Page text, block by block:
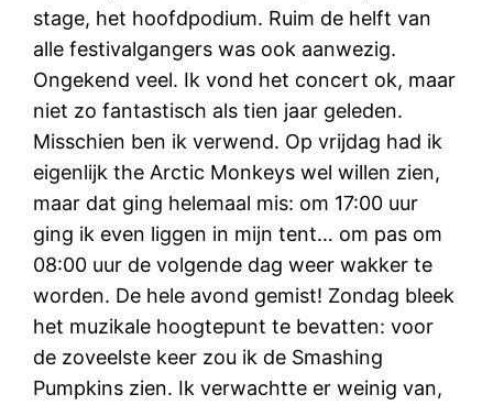
stage, het hoofdpodium. Ruim de helft van
alle festivalgangers was ook aanwezig.
Ongekend veel. Ik vond het concert ok, maar
niet zo fantastisch als tien jaar geleden.
Misschien ben ik verwend. Op vrijdag had ik
eigenlijk the Arctic Monkeys wel willen zien,
maar dat ging helemaal mis: om 17:00 uur
ging ik even liggen in mijn tent… om pas om
08:00 uur de volgende dag weer wakker te
worden. De hele avond gemist! Zondag bleek
het muzikale hoogtepunt te bevatten: voor
de zoveelste keer zou ik de Smashing
Pumpkins zien. Ik verwachtte er weinig van,